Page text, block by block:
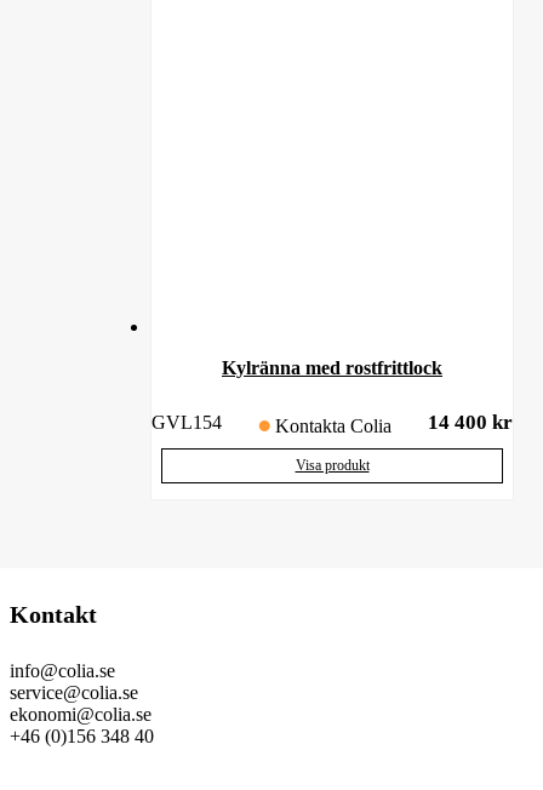
Kylränna med rostfrittlock
GVL154 Kontakta Colia 14 400 kr
Visa produkt
Kontakt
info@colia.se
service@colia.se
ekonomi@colia.se
+46 (0)156 348 40